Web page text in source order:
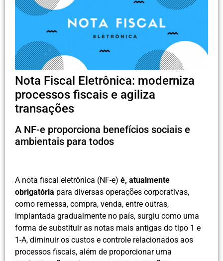
Nota Fiscal Eletrônica: moderniza
processos fiscais e agiliza
transações
A NF-e proporciona benefícios sociais e
ambientais para todos
A nota fiscal eletrônica (NF-e) é, atualmente
obrigatória para diversas operações corporativas,
como remessa, compra, venda, entre outras,
implantada gradualmente no país, surgiu como uma
forma de substituir as notas mais antigas do tipo 1 e
1-A, diminuir os custos e controle relacionados aos
processos fiscais, além de proporcionar uma